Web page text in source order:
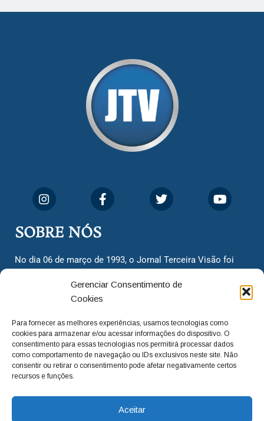
Gerenciar Consentimento de
Cookies
Para fornecer as melhores experiências, usamos tecnologias como
cookies para armazenar e/ou acessar informações do dispositivo. O
consentimento para essas tecnologias nos permitirá processar dados
como comportamento de navegação ou IDs exclusivos neste site. Não
consentir ou retirar o consentimento pode afetar negativamente certos
recursos e funções.
Aceitar
SOBRE NÓS
No dia 06 de março de 1993, o Jornal Terceira Visão foi
cidadãos valinhenses, já que naquela época só existiam
dois jornais. Há mais de 30 anos, o jornal continua
com o foco de trazer as melhores notícias. Nunca
deixamos de lado as necessidades do cidadão, sempre
questionando os órgãos públicos em busca de melhorias
para a cidade e sempre cobrando resoluções para casos